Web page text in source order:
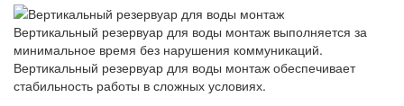
Вертикальный резервуар для воды монтаж выполняется за
минимальное время без нарушения коммуникаций.
Вертикальный резервуар для воды монтаж обеспечивает
стабильность работы в сложных условиях.